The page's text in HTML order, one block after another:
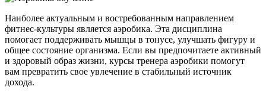
Наиболее актуальным и востребованным направлением
фитнес-культуры является аэробика. Эта дисциплина
помогает поддерживать мышцы в тонусе, улучшать фигуру и
общее состояние организма. Если вы предпочитаете активный
и здоровый образ жизни, курсы тренера аэробики помогут
вам превратить свое увлечение в стабильный источник
дохода.